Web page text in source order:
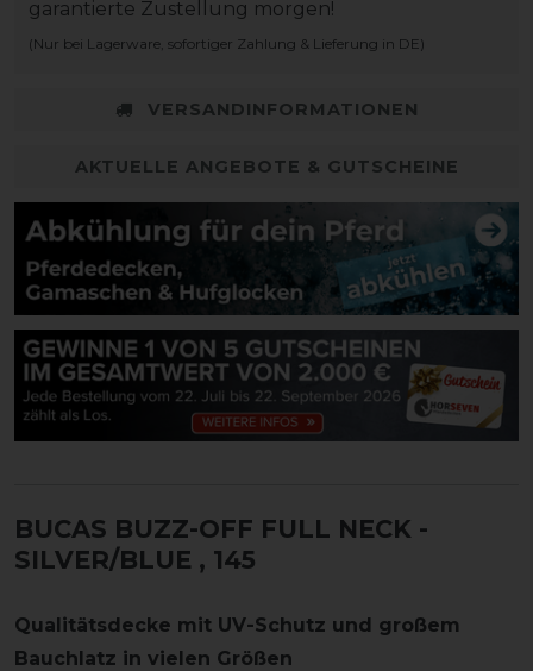
garantierte Zustellung morgen!
(Nur bei Lagerware, sofortiger Zahlung & Lieferung in DE)
VERSANDINFORMATIONEN
AKTUELLE ANGEBOTE & GUTSCHEINE
BUCAS BUZZ-OFF FULL NECK -
SILVER/BLUE , 145
Qualitätsdecke mit UV-Schutz und großem
Bauchlatz in vielen Größen